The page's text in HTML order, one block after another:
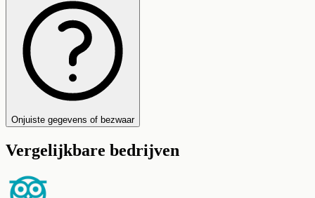
Onjuiste gegevens of bezwaar
Vergelijkbare bedrijven